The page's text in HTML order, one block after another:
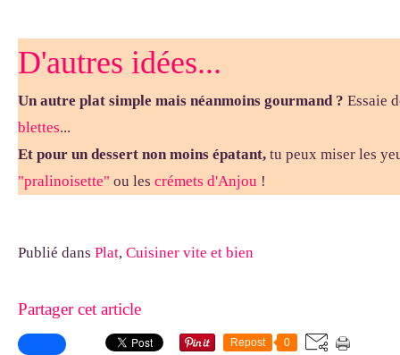
D'autres idées...
Un autre plat simple mais néanmoins gourmand ? Essaie
blettes...
Et pour un dessert non moins épatant, tu peux miser les
"pralinoisette" ou les crémets d'Anjou !
Publié dans Plat, Cuisiner vite et bien
Partager cet article
Repost 0